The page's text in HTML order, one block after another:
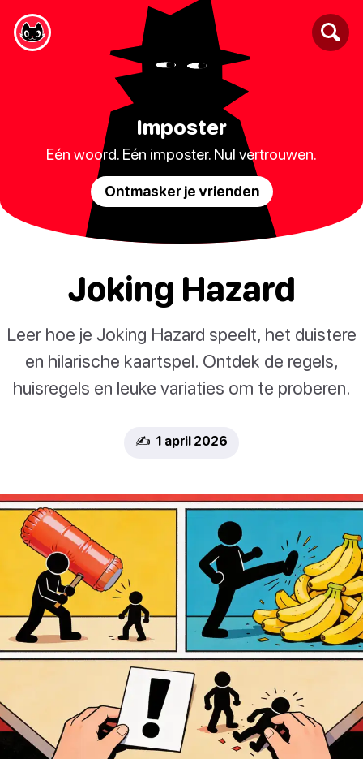
Imposter
Eén woord. Eén imposter. Nul vertrouwen.
Ontmasker je vrienden
Joking Hazard
Leer hoe je Joking Hazard speelt, het duistere
en hilarische kaartspel. Ontdek de regels,
huisregels en leuke variaties om te proberen.
✍️ 1 april 2026